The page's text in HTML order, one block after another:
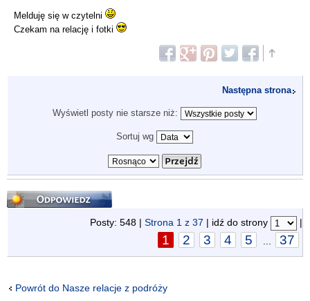
Melduję się w czytelni
Czekam na relację i fotki
Następna strona
Wyświetl posty nie starsze niż:
Sortuj wg
Odpowiedz
Posty: 548 | Strona 1 z 37 | idź do strony |
1 2 3 4 5 37
Powrót do Nasze relacje z podróży